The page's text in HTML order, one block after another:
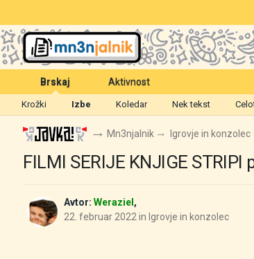
Brskaj
Krožki Izbe Koledar Nek tekst
Aktivnost
Mn3njalnik Igrovje in konzolec
FILMI SERIJE KNJIGE
Avtor:Weraziel ,
22. februar 2022in Igrovje in konzolec